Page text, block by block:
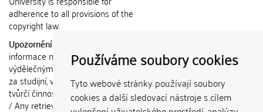
Používáme soubory cookies
Tyto webové stránky používají soubory
cookies a další sledovací nástroje s cílem
adherence to all provisions of the
copyright law.
Upozornění / Notice:
informace nemohou být použity k
výdělečným účelům nebo vydávány
za studijní, vědeckou nebo jinou
tvůrčí činnost jiné osoby než autora.
/ Any retrieved information shall not